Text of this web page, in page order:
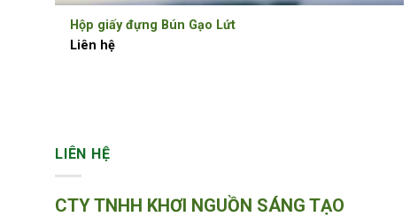
Hộp giấy đựng Bún Gạo Lứt
Liên hệ
LIÊN HỆ
CTY TNHH KHƠI NGUỒN SÁNG TẠO